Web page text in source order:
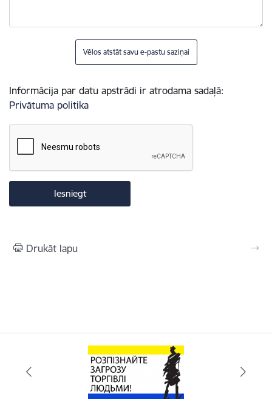
Vēlos atstāt savu e-pastu saziņai
Informācija par datu apstrādi ir atrodama sadaļā:
Privātuma politika
Drukāt lapu